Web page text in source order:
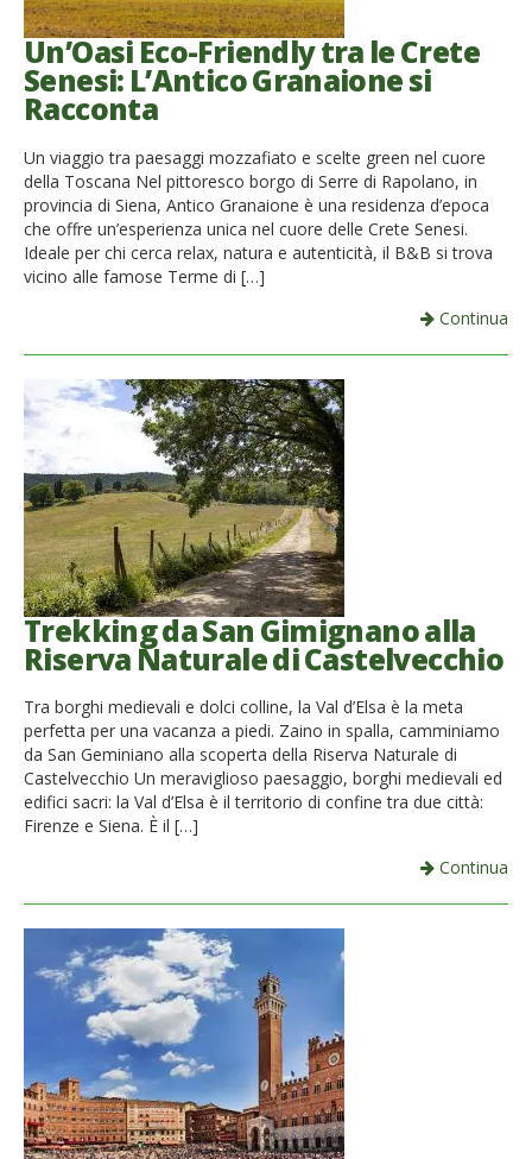
Un’Oasi Eco-Friendly tra le Crete
Senesi: L’Antico Granaione si
Racconta
Un viaggio tra paesaggi mozzafiato e scelte green nel cuore
della Toscana Nel pittoresco borgo di Serre di Rapolano, in
provincia di Siena, Antico Granaione è una residenza d’epoca
che offre un’esperienza unica nel cuore delle Crete Senesi.
Ideale per chi cerca relax, natura e autenticità, il B&B si trova
vicino alle famose Terme di […]
Continua
Trekking da San Gimignano alla
Riserva Naturale di Castelvecchio
Tra borghi medievali e dolci colline, la Val d’Elsa è la meta
perfetta per una vacanza a piedi. Zaino in spalla, camminiamo
da San Geminiano alla scoperta della Riserva Naturale di
Castelvecchio Un meraviglioso paesaggio, borghi medievali ed
edifici sacri: la Val d’Elsa è il territorio di confine tra due città:
Firenze e Siena. È il […]
Continua